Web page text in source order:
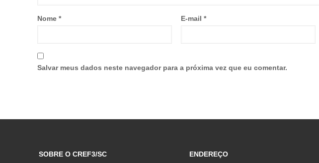
Nome * E-mail *
Salvar meus dados neste navegador para a próxima vez que eu comentar.
SOBRE O CREF3/SC ENDEREÇO